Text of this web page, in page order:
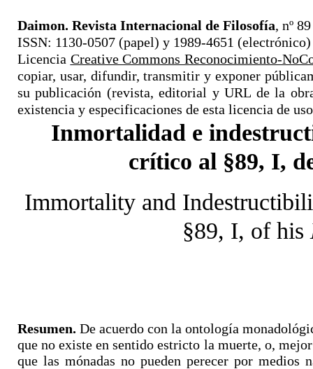
Daimon. Revista Internacional de Filosofía, nº
ISSN: 1130-0507 (papel) y 1989-4651
Licencia Creative Commons Reconocimiento-
copiar, usar, difundir, transmitir y exponer
su publicación (revista, editorial y URL de la
existencia y especificaciones de esta licencia de
Inmortalidad e
crítico al §89, I,
Immortality and
§89, I, of his
Resumen.De acuerdo con la ontología
que no existe en sentido estricto la muerte, o,
que las mónadas no pueden perecer por medios